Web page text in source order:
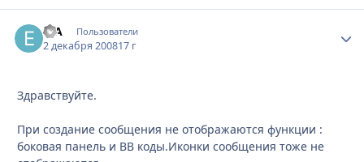
erA Пользователи
2 декабря 200817 г
Здравствуйте.
При создание сообщения не отображаются функции :
боковая панель и BB коды.Иконки сообщения тоже не